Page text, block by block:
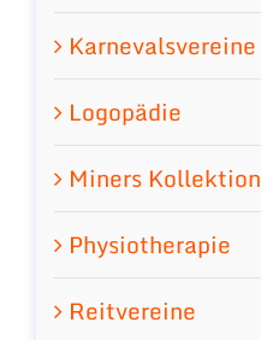
Karnevalsvereine
Logopädie
Miners Kollektion
Physiotherapie
Reitvereine